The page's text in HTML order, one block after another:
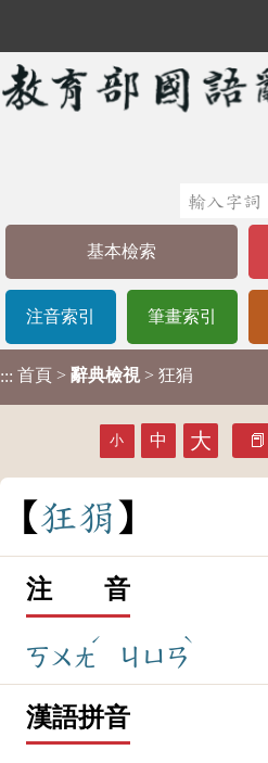
基本檢索
注音索引 筆畫索引
::: 首頁 > 辭典檢視 > 狂狷
小 中 大
狂狷
注 音
ㄎㄨㄤ
ˊ
ㄐㄩㄢ
ˋ
漢語拼音